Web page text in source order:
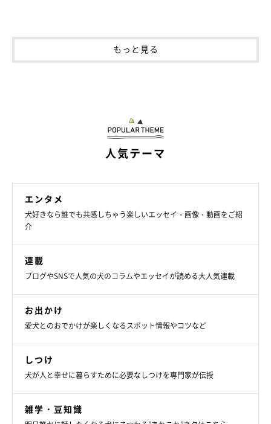
もっと見る
人気テーマ
エンタメ
犬好きなら誰でも共感しちゃう楽しいエッセイ・画像・動画をご紹
介
連載
ブログやSNSで人気の犬のコラムやエッセイが読める大人気連載
お出かけ
愛犬とのおでかけが楽しくなるスポット情報やコツなど
しつけ
犬が人と幸せに暮らすために必要なしつけを専門家が伝授
雑学・豆知識